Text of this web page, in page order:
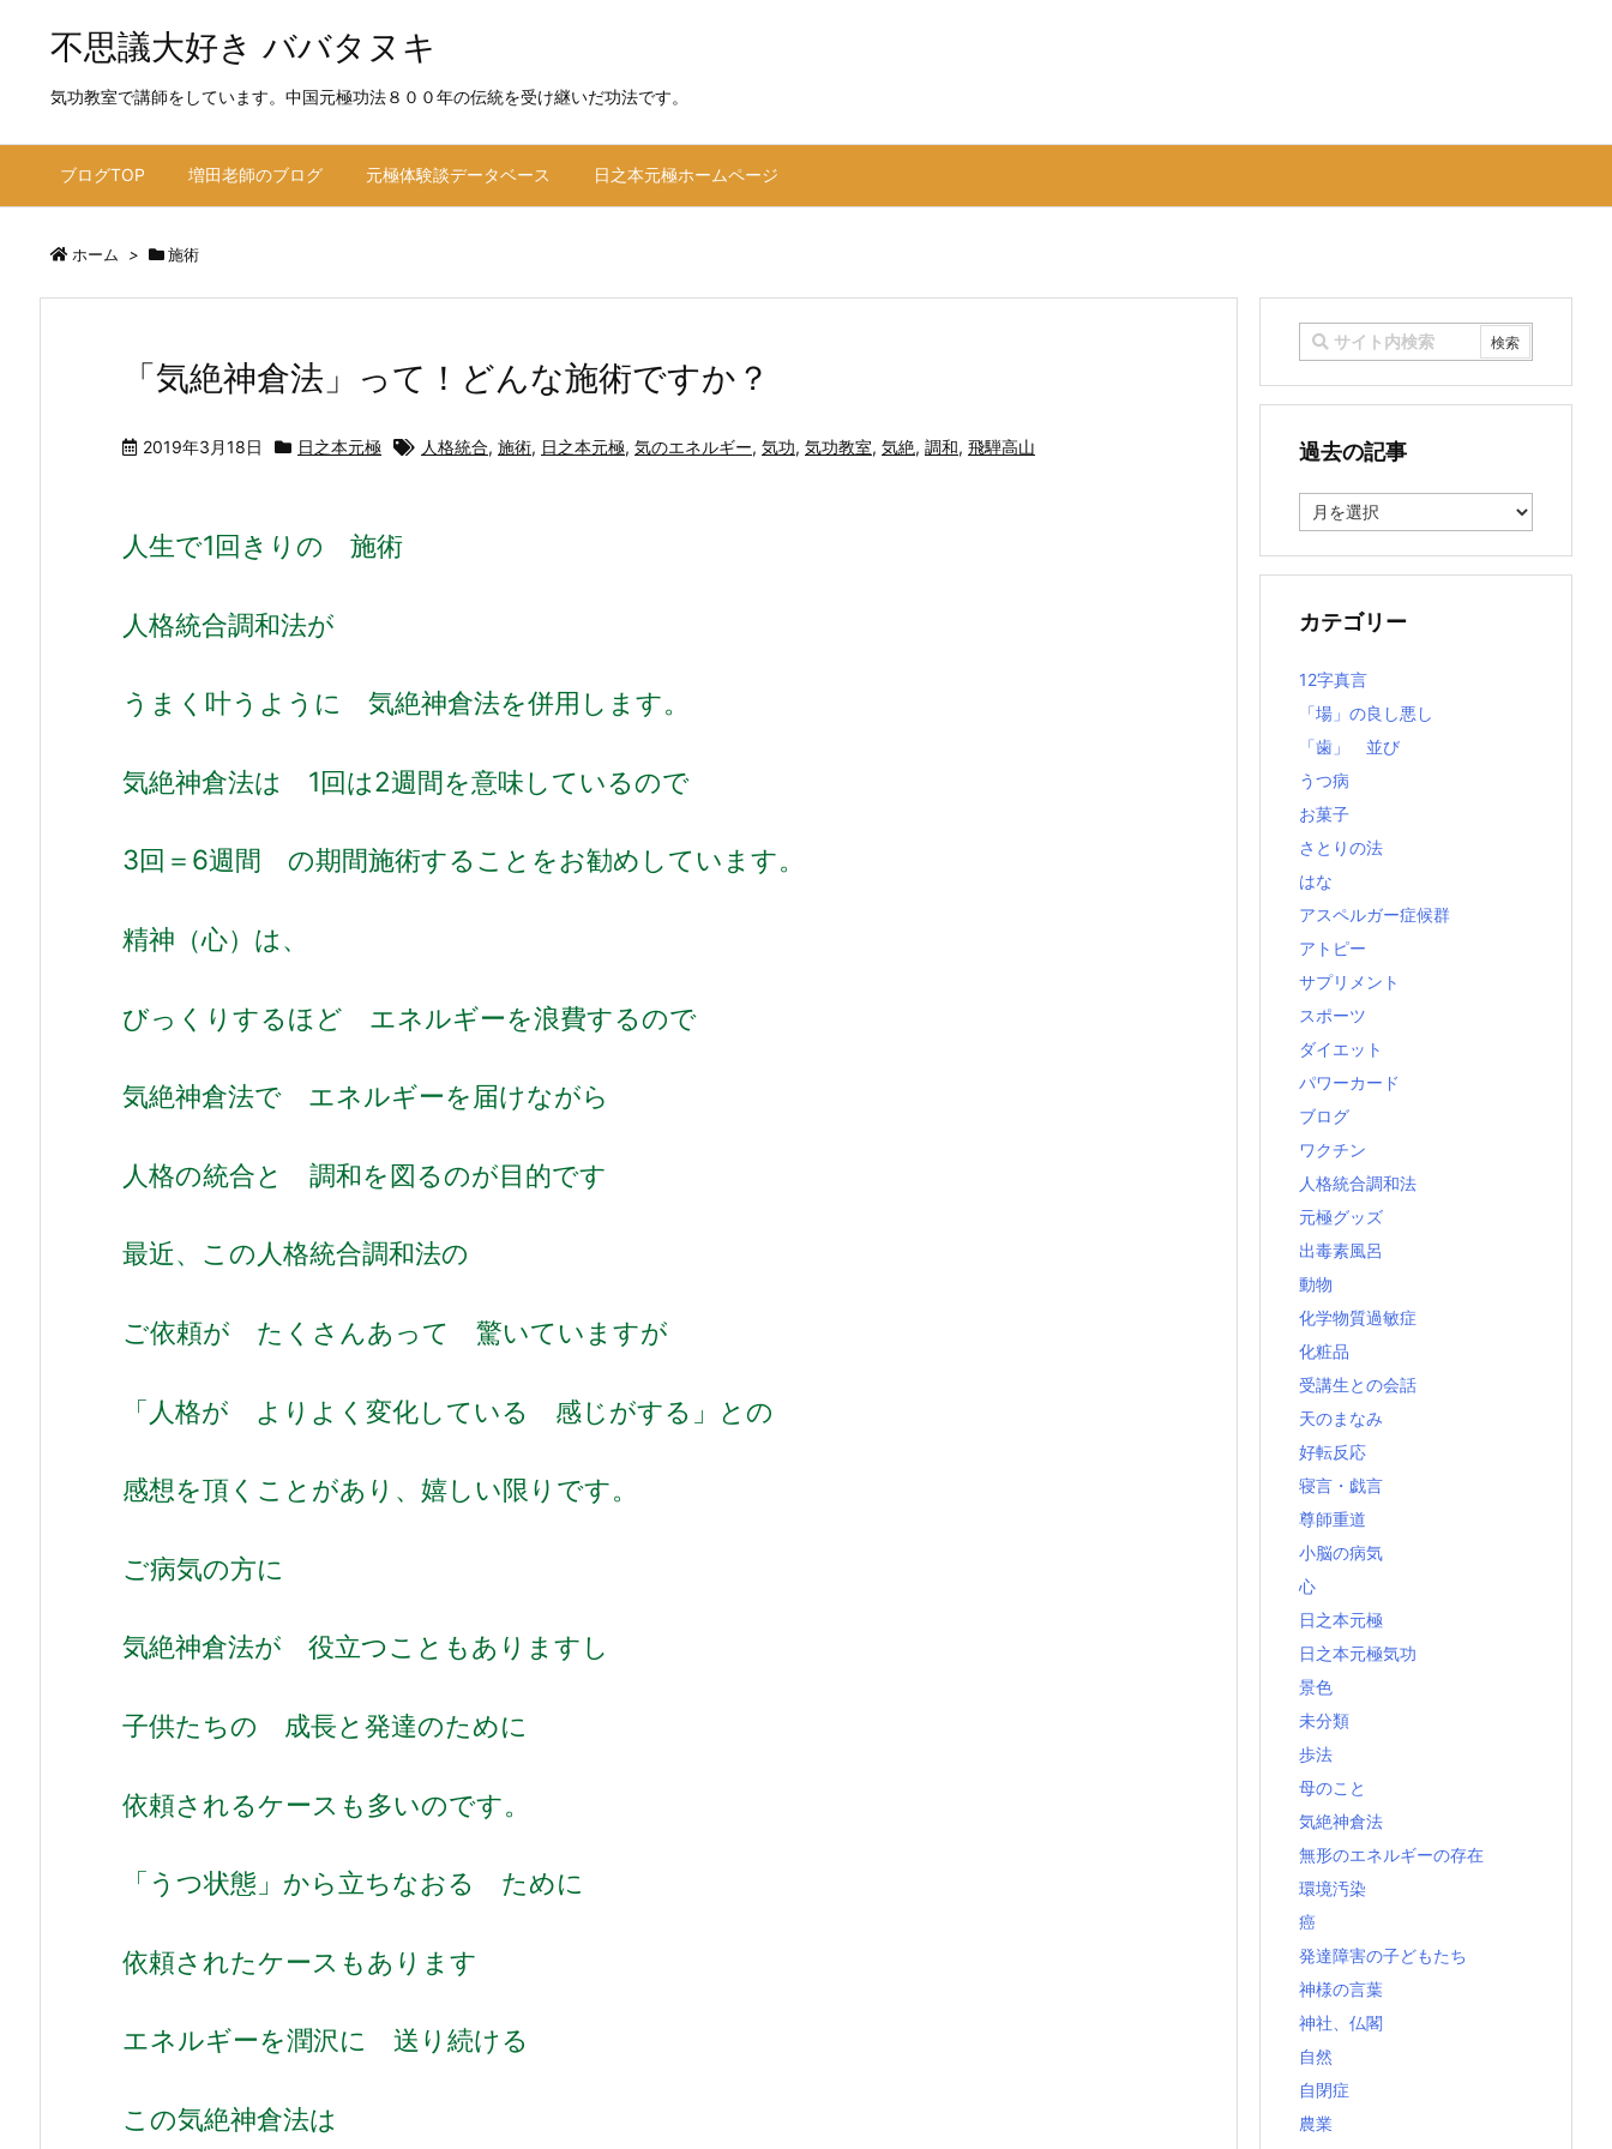
不思議大好き ババタヌキ
気功教室で講師をしています。中国元極功法８００年の伝統を受け継いだ功法です。
ブログTOP 増田老師のブログ 元極体験談データベース 日之本元極ホームページ
ホーム > 施術
「気絶神倉法」って！どんな施術ですか？
2019年3月18日 日之本元極 人格統合, 施術, 日之本元極, 気のエネルギー, 気功, 気功教室, 気絶, 調和, 飛騨高山
人生で1回きりの 施術
人格統合調和法が
うまく叶うように 気絶神倉法を併用します。
気絶神倉法は 1回は2週間を意味しているので
3回＝6週間 の期間施術することをお勧めしています。
精神（心）は、
びっくりするほど エネルギーを浪費するので
気絶神倉法で エネルギーを届けながら
人格の統合と 調和を図るのが目的です
最近、この人格統合調和法の
ご依頼が たくさんあって 驚いていますが
「人格が よりよく変化している 感じがする」との
感想を頂くことがあり、嬉しい限りです。
ご病気の方に
気絶神倉法が 役立つこともありますし
子供たちの 成長と発達のために
依頼されるケースも多いのです。
「うつ状態」から立ちなおる ために
依頼されたケースもあります
エネルギーを潤沢に 送り続ける
この気絶神倉法は
過去の記事
去
記
カテゴリー
12字真言
「場」の良し悪し
「歯」 並び
うつ病
お菓子
さとりの法
はな
アスペルガー症候群
アトピー
サプリメント
スポーツ
ダイエット
パワーカード
ブログ
ワクチン
人格統合調和法
元極グッズ
出毒素風呂
動物
化学物質過敏症
化粧品
受講生との会話
天のまなみ
好転反応
寝言・戯言
尊師重道
小脳の病気
心
日之本元極
日之本元極気功
景色
未分類
歩法
母のこと
気絶神倉法
無形のエネルギーの存在
環境汚染
癌
発達障害の子どもたち
神様の言葉
神社、仏閣
自然
自閉症
農業